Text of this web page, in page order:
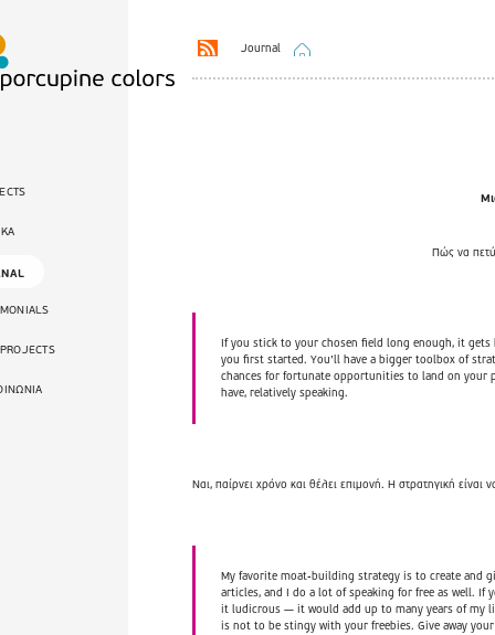
Journal
Πώς να
If you stick to your chosen field long enough, it gets
you first started. You’ll have a bigger toolbox of
chances for fortunate opportunities to land on your
have, relatively speaking.
Ναι, παίρνει χρόνο και θέλει επιμονή. Η στρατηγική είναι
My favorite moat-building strategy is to create and
articles, and I do a lot of speaking for free as well. If
it ludicrous — it would add up to many years of my
is not to be stingy with your freebies. Give away